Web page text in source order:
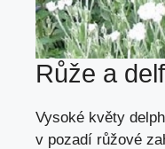
Růže a
Vysoké květy
v pozadí růžové